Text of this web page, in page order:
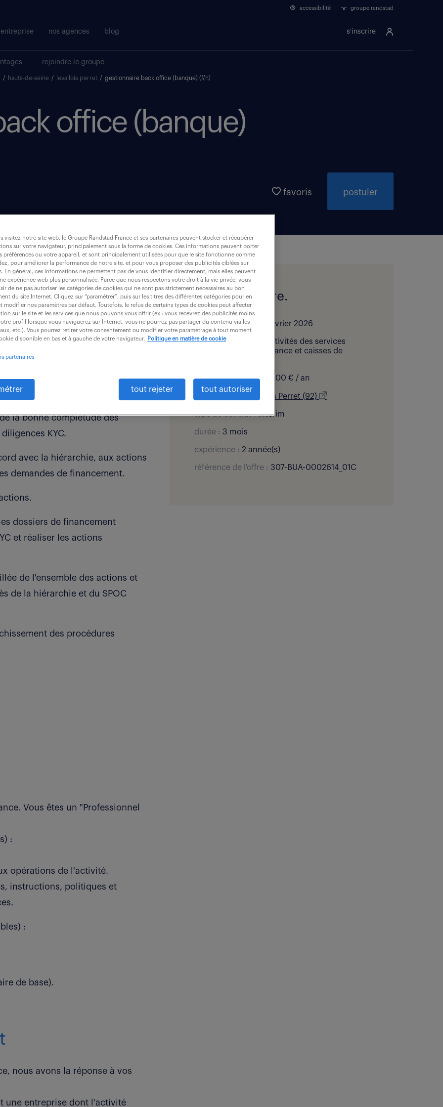
s'inscrire
accessibilité groupe randstad
entreprise nos agences blog
rejoindre le groupe
/ hauts-de-seine / levallois perret / gestionnaire back office (banque) (f/h)
office (banque)
postuler
favoris
mise en loyer
remplacement d'un salarié
la bonne complétude des
KYC.
avec la hiérarchie, aux actions
demandes de financement.
dossiers de financement
et réaliser les actions
de l'ensemble des actions et
de la hiérarchie et du SPOC
des procédures
Vous êtes un "Professionnel
:
opérations de l'activité.
instructions, politiques et
:
de base).
nous avons la réponse à vos
une entreprise dont l'activité
détail de l'offre.
offre publiée le : 23 février 2026
secteur d’activité :
Activités des services
financiers, hors assurance et caisses de
salaire :25 000 - 26 000 € / an
Levallois Perret (92)
type de contrat :intérim
durée : 3 mois
expérience : 2 année(s)
référence de l'offre : 307-BUA-0002614_01C
visitez notre site web, le Groupe Randstad France et ses partenaires peuvent stocker et récupérer
sur votre navigateur, principalement sous la forme de cookies. Ces informations peuvent porter
préférences ou votre appareil, et sont principalement utilisées pour que le site fonctionne comme
pour améliorer la performance de notre site, et pour vous proposer des publicités ciblées sur
En général, ces informations ne permettent pas de vous identifier directement, mais elles peuvent
expérience web plus personnalisée. Parce que nous respectons votre droit à la vie privée, vous
de ne pas autoriser les catégories de cookies qui ne sont pas strictement nécessaires au bon
du site Internet. Cliquez sur “paramétrer”, puis sur les titres des différentes catégories pour en
modifier nos paramètres par défaut. Toutefois, le refus de certains types de cookies peut affecter
sur le site et les services que nous pouvons vous offrir (ex : vous recevrez des publicités moins
profil lorsque vous naviguerez sur Internet, vous ne pourrez pas partager du contenu via les
etc.). Vous pourrez retirer votre consentement ou modifier votre paramétrage à tout moment
disponible en bas et à gauche de votre navigateur.
Politique en matière de cookie
partenaires
tout rejeter tout autoriser